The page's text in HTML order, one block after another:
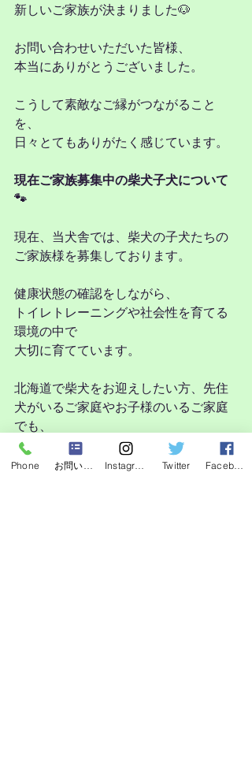
新しいご家族が決まりました🐶
お問い合わせいただいた皆様、
本当にありがとうございました。
こうして素敵なご縁がつながること
を、
日々とてもありがたく感じています。
現在ご家族募集中の柴犬子犬について
🐾
現在、当犬舎では、柴犬の子犬たちの
ご家族様を募集しております。
健康状態の確認をしながら、
トイレトレーニングや社会性を育てる
環境の中で
大切に育てています。
北海道で柴犬をお迎えしたい方、先住
犬がいるご家庭やお子様のいるご家庭
でも、
それぞれのご家庭に合う子をご相談し
ながらご紹介しています。
Phone Twitter